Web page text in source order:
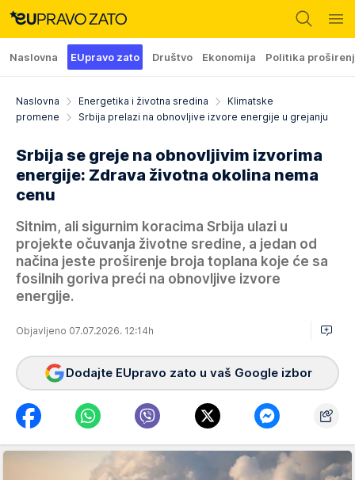
Naslovna EUpravo zato Društvo Ekonomija Politika
Naslovna Energetika i životna sredina
Klimatske
promene
Srbija prelazi na obnovljive izvore energije u grejanju
Srbija se greje na obnovljivim izvorima
energije: Zdrava životna okolina nema
cenu
Sitnim, ali sigurnim koracima Srbija ulazi u
projekte očuvanja životne sredine, a jedan od
načina jeste proširenje broja toplana koje će sa
fosilnih goriva preći na obnovljive izvore
energije.
Objavljeno 07.07.2026. 12:14h
Dodajte EUpravo zato u vaš Google izbor